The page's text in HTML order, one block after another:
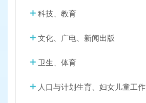
科技、教育
文化、广电、新闻出版
卫生、体育
人口与计划生育、妇女儿童工作